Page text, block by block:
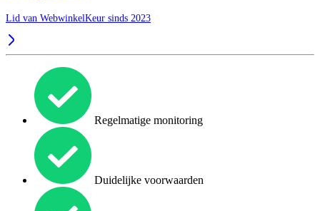
Lid van WebwinkelKeur sinds 2023
Regelmatige monitoring
Duidelijke voorwaarden